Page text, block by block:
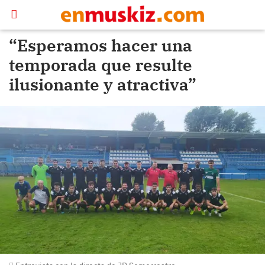
“Esperamos hacer una
temporada que resulte
ilusionante y atractiva”